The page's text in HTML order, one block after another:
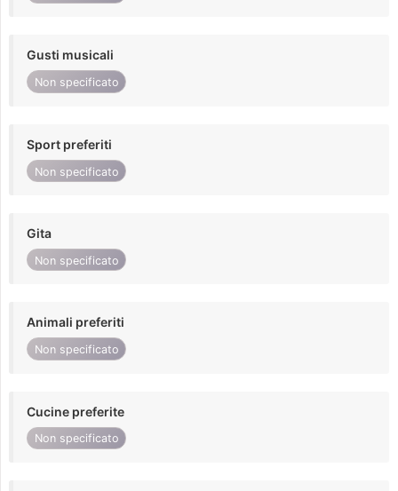
Gusti musicali
Non specificato
Sport preferiti
Non specificato
Gita
Non specificato
Animali preferiti
Non specificato
Cucine preferite
Non specificato